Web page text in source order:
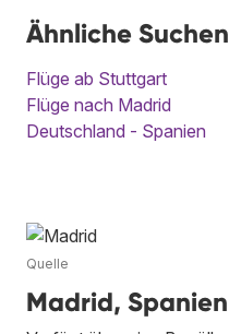
Ähnliche Suchen
Flüge ab Stuttgart
Flüge nach Madrid
Deutschland - Spanien
Quelle
Madrid, Spanien